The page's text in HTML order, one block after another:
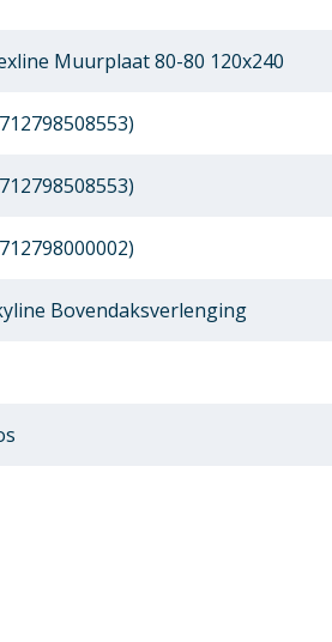
Muurplaat 80-80 120x240
Bovendaksverlenging